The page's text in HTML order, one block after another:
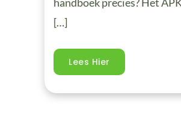
[…]
Lees Hier